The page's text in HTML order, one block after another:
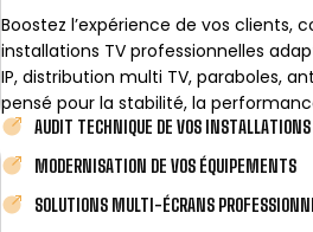
Boostez l’expérience de vos clients,
installations TV professionnelles
IP, distribution multi TV, paraboles,
pensé pour la stabilité, la
AUDIT TECHNIQUE DE VOS
MODERNISATION DE VOS ÉQUIPEMENTS
SOLUTIONS MULTI-ÉCRANS